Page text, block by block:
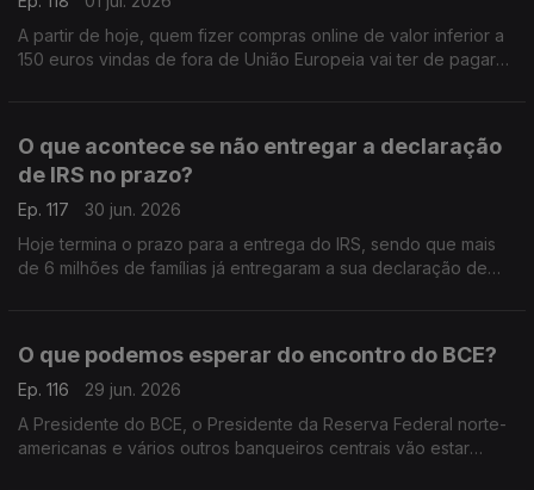
A partir de hoje, quem fizer compras online de valor inferior a
150 euros vindas de fora de União Europeia vai ter de pagar
O que acontece se não entregar a declaração
de IRS no prazo?
Ep. 117
30 jun. 2026
Hoje termina o prazo para a entrega do IRS, sendo que mais
de 6 milhões de famílias já entregaram a sua declaração de
O que podemos esperar do encontro do BCE?
Ep. 116
29 jun. 2026
A Presidente do BCE, o Presidente da Reserva Federal norte-
americanas e vários outros banqueiros centrais vão estar